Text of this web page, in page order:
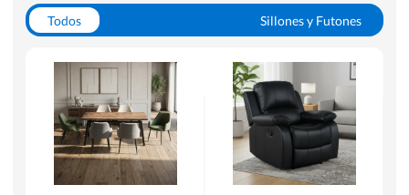
Todos
Sillones y Futones
Escritorios y Sillas PC
Racks y Muebles TV
Alfombras